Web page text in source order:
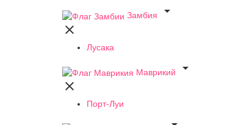
Замбия


Лусака
Маврикий


Порт-Луи